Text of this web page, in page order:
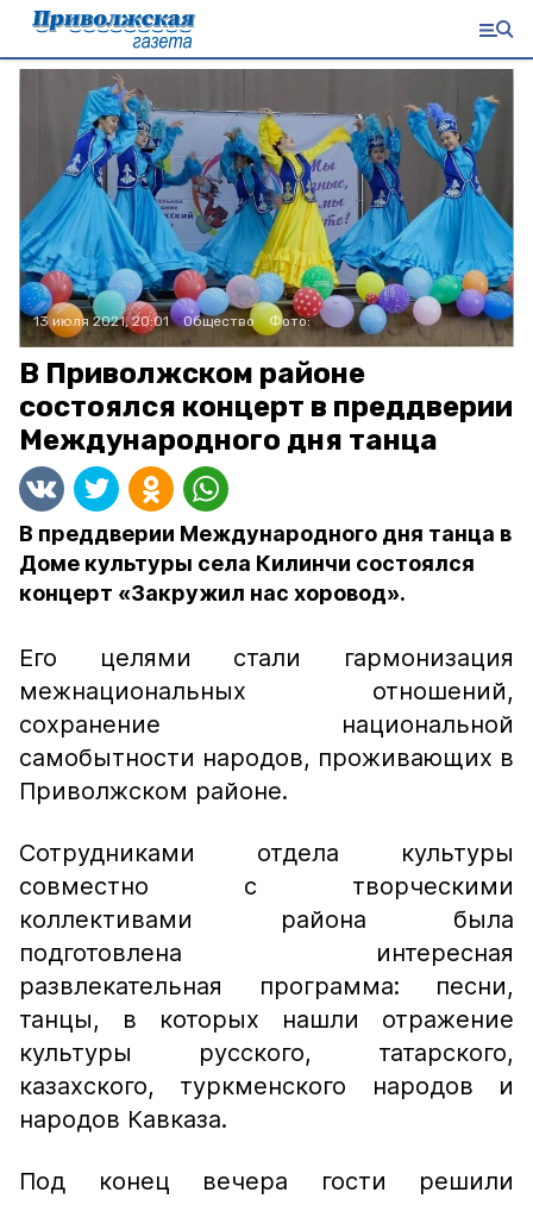
13 июля 2021, 20:01 Общество Фото:
В Приволжском районе
состоялся концерт в преддверии
Международного дня танца
В преддверии Международного дня танца в
Доме культуры села Килинчи состоялся
концерт «Закружил нас хоровод».
Его целями стали гармонизация
межнациональных отношений,
сохранение национальной
самобытности народов, проживающих в
Приволжском районе.
Сотрудниками отдела культуры
совместно с творческими
коллективами района была
подготовлена интересная
развлекательная программа: песни,
танцы, в которых нашли отражение
культуры русского, татарского,
казахского, туркменского народов и
народов Кавказа.
Под конец вечера гости решили